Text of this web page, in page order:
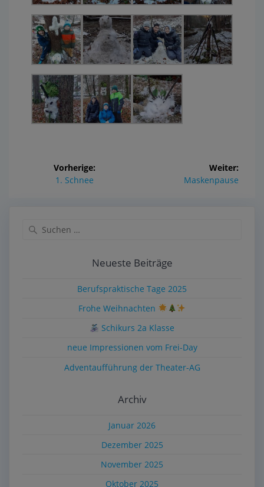
Vorherige:
1. Schnee
Weiter:
Maskenpause
Neueste Beiträge
Berufspraktische Tage 2025
Frohe Weihnachten
Schikurs 2a Klasse
neue Impressionen vom Frei-Day
Adventaufführung der Theater-AG
Archiv
Januar 2026
Dezember 2025
November 2025
Oktober 2025